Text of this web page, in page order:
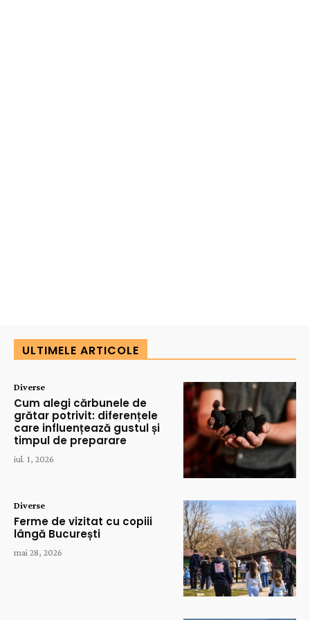
ULTIMELE ARTICOLE
Diverse
Cum alegi cărbunele de
grătar potrivit: diferențele
care influențează gustul și
timpul de preparare
iul. 1, 2026
Diverse
Ferme de vizitat cu copiii
lângă București
mai 28, 2026